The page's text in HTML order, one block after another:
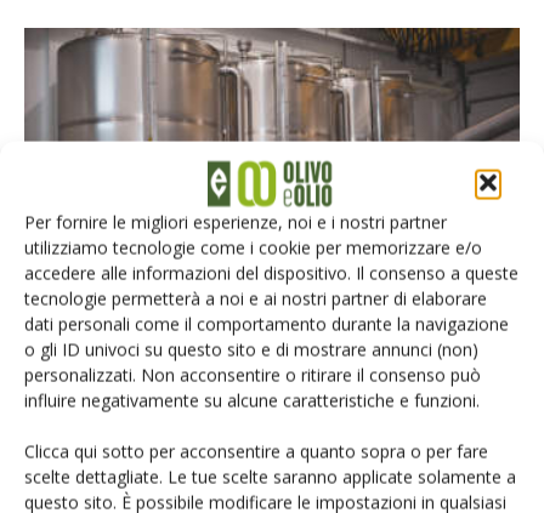
Per fornire le migliori esperienze, noi e i nostri partner
utilizziamo tecnologie come i cookie per memorizzare e/o
accedere alle informazioni del dispositivo. Il consenso a queste
tecnologie permetterà a noi e ai nostri partner di elaborare
dati personali come il comportamento durante la navigazione
o gli ID univoci su questo sito e di mostrare annunci (non)
personalizzati. Non acconsentire o ritirare il consenso può
influire negativamente su alcune caratteristiche e funzioni.
Clicca qui sotto per acconsentire a quanto sopra o per fare
scelte dettagliate. Le tue scelte saranno applicate solamente a
questo sito. È possibile modificare le impostazioni in qualsiasi
PREZZI OLIO
Olio di oliva, novembre: mercato in
discesa
Tiziana Sarnari 15 Novembre 2023